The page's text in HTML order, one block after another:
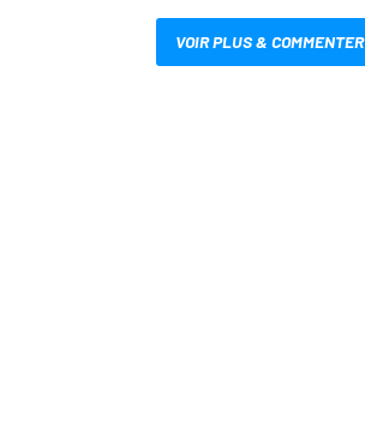
VOIR PLUS & COMMENTER